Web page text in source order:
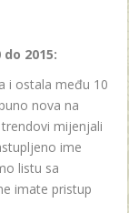
2015:
i ostala među 10
nova na
mijenjali
ime
listu sa
imate pristup